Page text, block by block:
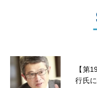
【第
行氏